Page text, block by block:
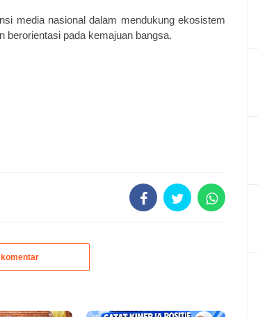
media nasional dalam mendukung ekosistem
berorientasi pada kemajuan bangsa.